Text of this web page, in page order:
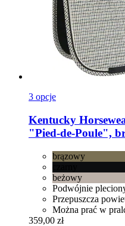
3 opcje
Kentucky
"Pied-​de-​Poule",
brązowy
beżowy
Podwójnie
Przepuszcza
Można prać w
359,00 zł